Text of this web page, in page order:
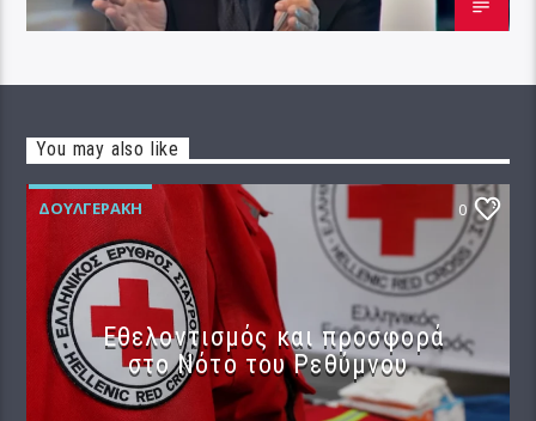
You may also like
ΔΟΥΛΓΕΡΆΚΗ 0
Εθελοντισμός και προσφορά
στο Νότο του Ρεθύμνου